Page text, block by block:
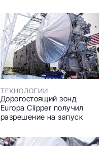
ТЕХНОЛОГИИ
Дорогостоящий зонд
Europa Clipper получил
разрешение на запуск